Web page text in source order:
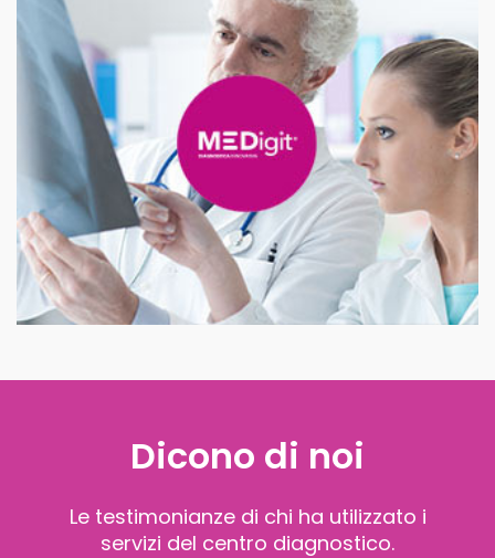
Dicono di noi
Le testimonianze di chi ha utilizzato i
servizi del centro diagnostico.